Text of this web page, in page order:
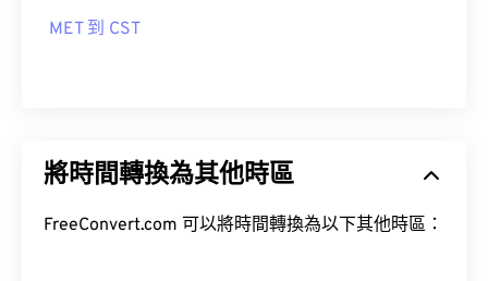
MET 到 CST
將時間轉換為其他時區
FreeConvert.com 可以將時間轉換為以下其他時區：